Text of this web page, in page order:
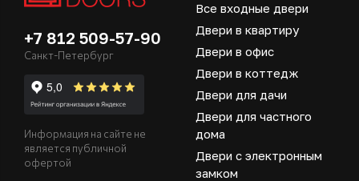
+7 812 509-57-90
Санкт-Петербург
Информация на сайте не
является публичной
офертой
Все входные двери
Двери в квартиру
Двери в офис
Двери в коттедж
Двери для дачи
Двери для частного
дома
Двери с электронным
замком